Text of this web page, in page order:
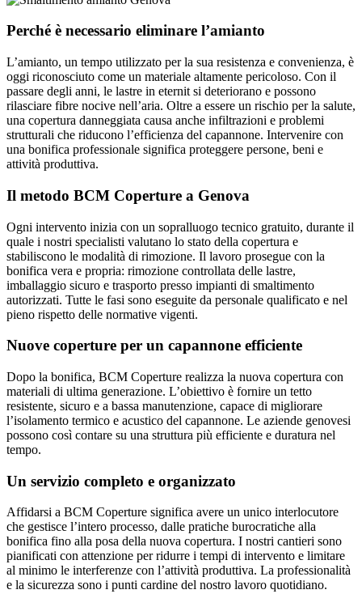
Perché è necessario eliminare l’amianto
L’amianto, un tempo utilizzato per la sua resistenza e convenienza, è
oggi riconosciuto come un materiale altamente pericoloso. Con il
passare degli anni, le lastre in eternit si deteriorano e possono
rilasciare fibre nocive nell’aria. Oltre a essere un rischio per la salute,
una copertura danneggiata causa anche infiltrazioni e problemi
strutturali che riducono l’efficienza del capannone. Intervenire con
una bonifica professionale significa proteggere persone, beni e
attività produttiva.
Il metodo BCM Coperture a Genova
Ogni intervento inizia con un sopralluogo tecnico gratuito, durante il
quale i nostri specialisti valutano lo stato della copertura e
stabiliscono le modalità di rimozione. Il lavoro prosegue con la
bonifica vera e propria: rimozione controllata delle lastre,
imballaggio sicuro e trasporto presso impianti di smaltimento
autorizzati. Tutte le fasi sono eseguite da personale qualificato e nel
pieno rispetto delle normative vigenti.
Nuove coperture per un capannone efficiente
Dopo la bonifica, BCM Coperture realizza la nuova copertura con
materiali di ultima generazione. L’obiettivo è fornire un tetto
resistente, sicuro e a bassa manutenzione, capace di migliorare
l’isolamento termico e acustico del capannone. Le aziende genovesi
possono così contare su una struttura più efficiente e duratura nel
tempo.
Un servizio completo e organizzato
Affidarsi a BCM Coperture significa avere un unico interlocutore
che gestisce l’intero processo, dalle pratiche burocratiche alla
bonifica fino alla posa della nuova copertura. I nostri cantieri sono
pianificati con attenzione per ridurre i tempi di intervento e limitare
al minimo le interferenze con l’attività produttiva. La professionalità
e la sicurezza sono i punti cardine del nostro lavoro quotidiano.